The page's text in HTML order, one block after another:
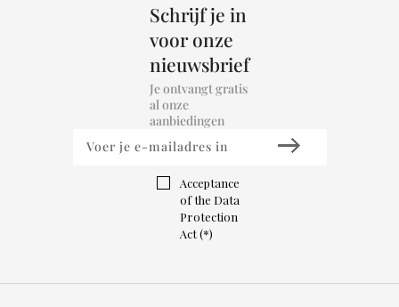
Schrijf je in
voor onze
nieuwsbrief
Je ontvangt gratis
al onze
aanbiedingen
Acceptance
of the Data
Protection
Act (*)